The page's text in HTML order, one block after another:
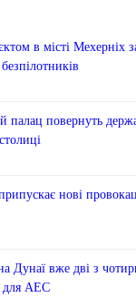
в місті Мехерніх
палац повернуть
нові
Дунаї вже дві з
для АЕС